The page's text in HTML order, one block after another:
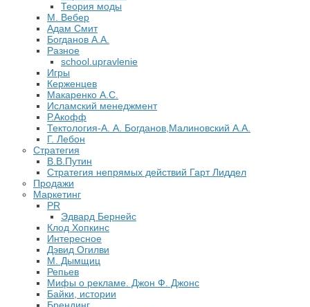
Теория моды
М. Вебер
Адам Смит
Богданов А.А.
Разное
school.upravlenie
Игры
Керженцев
Макаренко А.С.
Исламский менеджмент
Р.Акофф
Тектология-А. А. Богданов,Малиновский А.А.
​Г. Лебон
Стратегия
В.В.Путин
​Стратегия непрямых действий Гарт Лиддел
Продажи
Маркетинг
PR
Эдвард Бернейс
Клод Хопкинс
Интересное
Дэвид Огилви
М. Дымщиц
Репьев
Мифы о рекламе. Джон Ф. Джонс
Байки, истории